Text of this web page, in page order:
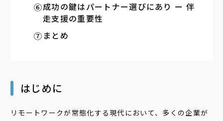
成功の鍵はパートナー選びにあり ー 伴
走支援の重要性
まとめ
はじめに
リモートワークが常態化する現代において、多くの企業が